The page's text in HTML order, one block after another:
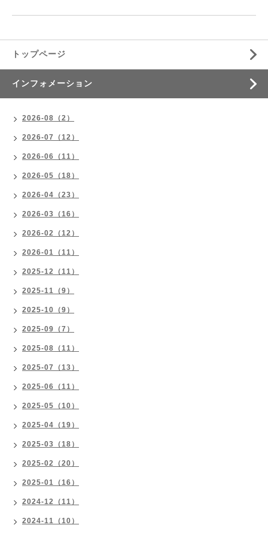
トップページ
インフォメーション
2026-08（2）
2026-07（12）
2026-06（11）
2026-05（18）
2026-04（23）
2026-03（16）
2026-02（12）
2026-01（11）
2025-12（11）
2025-11（9）
2025-10（9）
2025-09（7）
2025-08（11）
2025-07（13）
2025-06（11）
2025-05（10）
2025-04（19）
2025-03（18）
2025-02（20）
2025-01（16）
2024-12（11）
2024-11（10）